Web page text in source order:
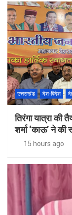
उत्तराखंड देश-विदेश
तिरंगा यात्रा की
शर्मा ‘काऊ’ ने की
15 hours ago